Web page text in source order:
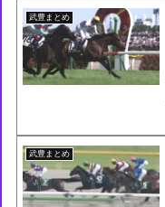
武豊まとめ
武豊まとめ